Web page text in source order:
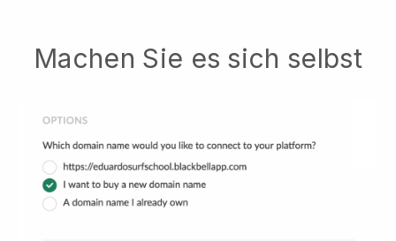
Machen Sie es sich selbst